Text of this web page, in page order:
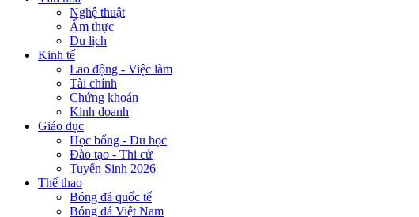
Nghệ thuật
Ẩm thực
Du lịch
Kinh tế
Lao động - Việc làm
Tài chính
Chứng khoán
Kinh doanh
Giáo dục
Học bổng - Du học
Đào tạo - Thi cử
Tuyển Sinh 2026
Thể thao
Bóng đá quốc tế
Bóng đá Việt Nam